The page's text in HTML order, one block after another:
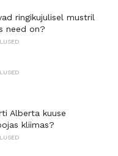
ringikujulisel mustril
need on?
Alberta kuuse
kliimas?